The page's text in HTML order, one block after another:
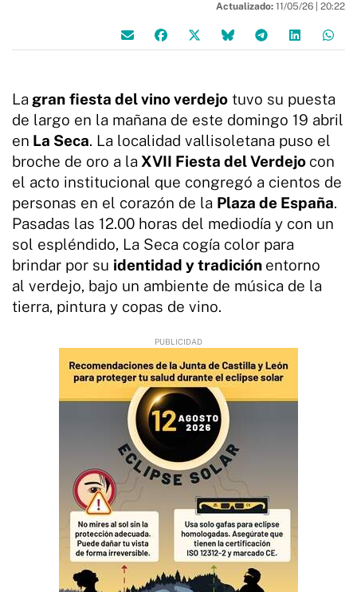
Actualizado: 11/05/26 | 20:22
La gran fiesta del vino verdejo tuvo su puesta
de largo en la mañana de este domingo 19 abril
en La Seca. La localidad vallisoletana puso el
broche de oro a la XVII Fiesta del Verdejo con
el acto institucional que congregó a cientos de
personas en el corazón de la Plaza de España.
Pasadas las 12.00 horas del mediodía y con un
sol espléndido, La Seca cogía color para
brindar por su identidad y tradición entorno
al verdejo, bajo un ambiente de música de la
tierra, pintura y copas de vino.